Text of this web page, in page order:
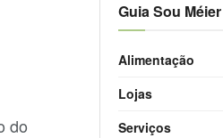
do
Guia Sou Méier
Alimentação
Lojas
Serviços